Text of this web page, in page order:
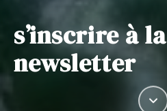
s’inscrire à la
newsletter